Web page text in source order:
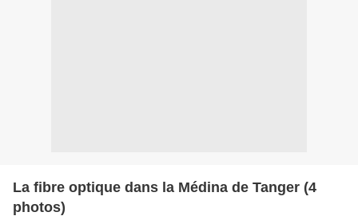
La fibre optique dans la Médina de Tanger (4
photos)